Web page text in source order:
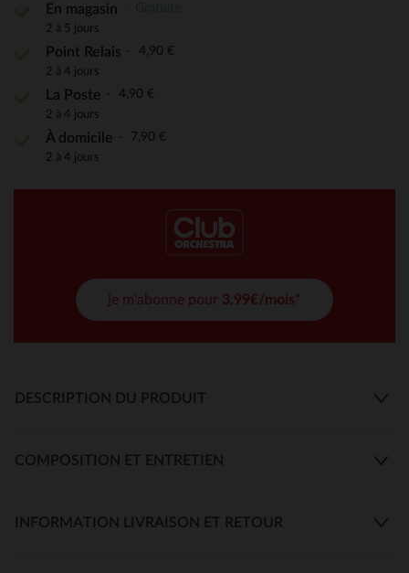
En magasin
2 à 5 jours
Point Relais 4,90 €
2 à 4 jours
La Poste 4,90 €
2 à 4 jours
À domicile 7,90 €
2 à 4 jours
je m'abonne pour 3,99€/mois*
DESCRIPTION DU PRODUIT
COMPOSITION ET ENTRETIEN
INFORMATION LIVRAISON ET RETOUR